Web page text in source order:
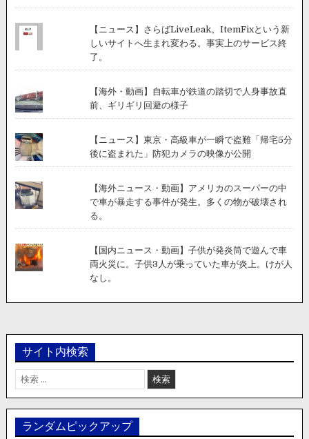
【ニュース】さらばLiveLeak。ItemFixという新
しいサイトへ生まれ変わる。事実上のサービス終
了。
【海外・動画】自転車が鉄道の踏切で人身事故直
前、ギリギリ回避の様子
【ニュース】東京・高級車が一瞬で盗難「帰宅5分
後に盗まれた」防犯カメラの映像が公開
【海外ニュース・動画】アメリカのスーパーの中
で車が暴走する事件が発生。多くの物が破壊され
る。
【国内ニュース・動画】子供が発炎筒で遊んで車
両火災に。子供3人が乗っていた車が炎上。けが人
なし。
サイト内検索
検
索:
ランダムピックアップ